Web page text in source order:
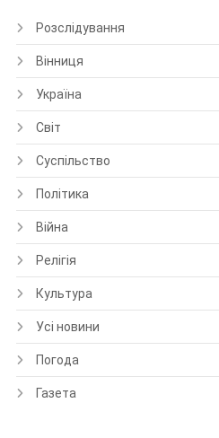
Розслідування
Вінниця
Україна
Світ
Суспільство
Політика
Війна
Релігія
Культура
Усі новини
Погода
Газета